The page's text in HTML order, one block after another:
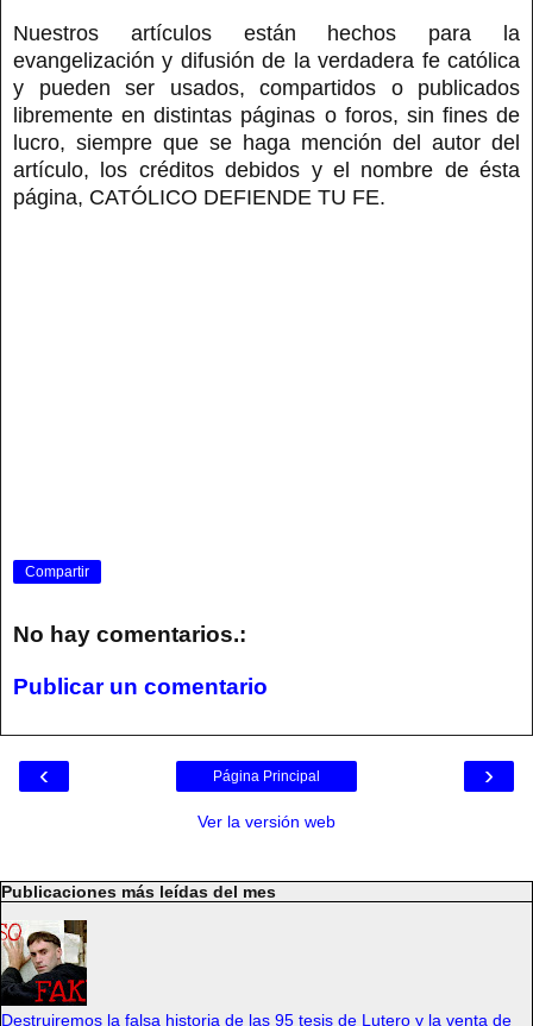
Nuestros artículos están hechos para la
evangelización y difusión de la verdadera fe católica
y pueden ser usados, compartidos o publicados
libremente en distintas páginas o foros, sin fines de
lucro, siempre que se haga mención del autor del
artículo, los créditos debidos y el nombre de ésta
página, CATÓLICO DEFIENDE TU FE.
Compartir
No hay comentarios.:
Publicar un comentario
‹ ›
Página Principal
Ver la versión web
Publicaciones más leídas del mes
Destruiremos la falsa historia de las 95 tesis de Lutero y la venta de